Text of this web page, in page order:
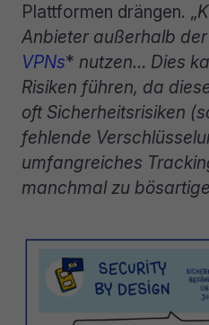
Plattformen drängen. „
Anbieter außerhalb
VPNs* nutzen… Dies
Risiken führen, da
oft Sicherheitsrisiken
fehlende
umfangreiches
manchmal zu